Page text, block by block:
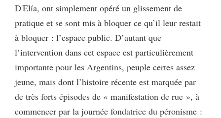
D'Elía, ont simplement opéré un glissement de
pratique et se sont mis à bloquer ce qu’il leur restait
à bloquer : l’espace public. D’autant que
l’intervention dans cet espace est particulièrement
importante pour les Argentins, peuple certes assez
jeune, mais dont l’histoire récente est marquée par
de très forts épisodes de « manifestation de rue », à
commencer par la journée fondatrice du péronisme :